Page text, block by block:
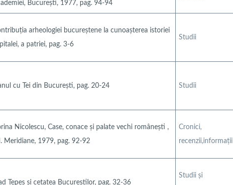
București, 1977, pag. 94-94
arheologiei bucureștene la cunoașterea istoriei
a patriei, pag. 3-6
Studii
cu Tei din București, pag. 20-24 Studii
Nicolescu, Case, conace și palate vechi românești ,
Meridiane, 1979, pag. 92-92
Cronici,
recenzii,informaţii
Țepeș și cetatea Bucureștilor, pag. 32-36
Studii şi